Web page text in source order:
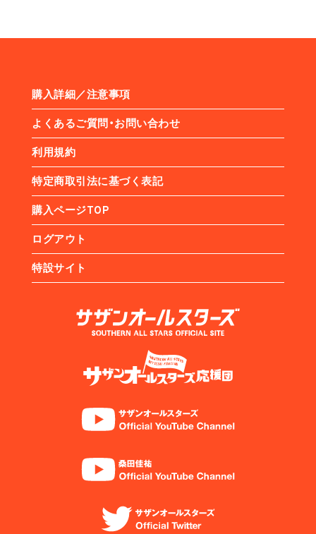
購入詳細／注意事項
よくあるご質問・お問い合わせ
利用規約
特定商取引法に基づく表記
購入ページTOP
ログアウト
特設サイト